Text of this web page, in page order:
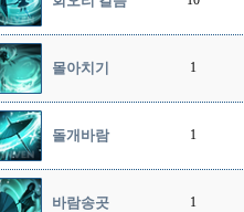
몰아치기 1
돌개바람 1
바람송곳 1